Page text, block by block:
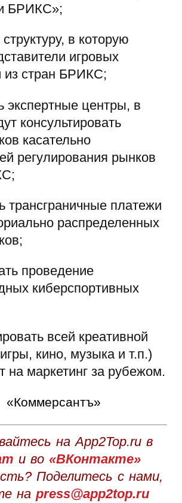
БРИКС»;
в которую
игровых
из стран БРИКС;
экспертные центры, в
консультировать
касательно
регулирования рынков
трансграничные платежи
распределенных
проведение
киберспортивных
всей креативной
кино, музыка и т.п.)
на маркетинг за рубежом.
«Коммерсантъ»
на App2Top.ru в
и во «ВКонтакте»
Поделитесь с нами,
на press@app2top.ru